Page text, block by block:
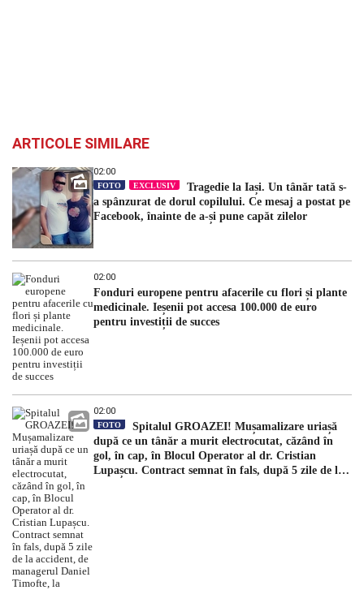
ARTICOLE SIMILARE
02:00
FOTO EXCLUSIV
Tragedie la Iași. Un tânăr tată s-
a spânzurat de dorul copilului. Ce mesaj a postat pe
Facebook, înainte de a-și pune capăt zilelor
02:00
Fonduri europene pentru afacerile cu flori și plante
medicinale. Ieșenii pot accesa 100.000 de euro
pentru investiții de succes
02:00
FOTO
Spitalul GROAZEI! Mușamalizare uriașă
după ce un tânăr a murit electrocutat, căzând în
gol, în cap, în Blocul Operator al dr. Cristian
Lupașcu. Contract semnat în fals, după 5 zile de la